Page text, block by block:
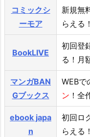
コミックシ
ーモア
新規無
らえる！
BookLIVE
初回登
る！月
マンガBAN
Gブックス
WEBで
ン ！全
ebook japa
n
初回ロ
らえる